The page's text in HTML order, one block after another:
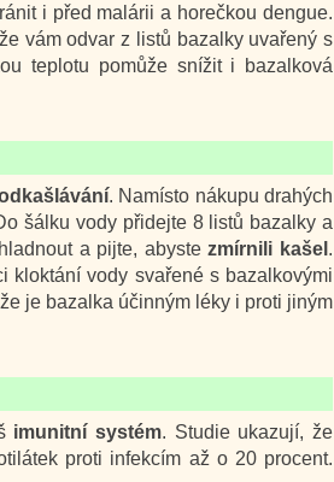
i před malárii a horečkou dengue.
vám odvar z listů bazalky uvařený s
teplotu pomůže snížit i bazalková
. Namísto nákupu drahých
šálku vody přidejte 8 listů bazalky a
a pijte, abystezmírnili kašel .
kloktání vody svařené s bazalkovými
je bazalka účinným léky i proti jiným
imunitní systém. Studie ukazují, že
proti infekcím až o 20 procent.